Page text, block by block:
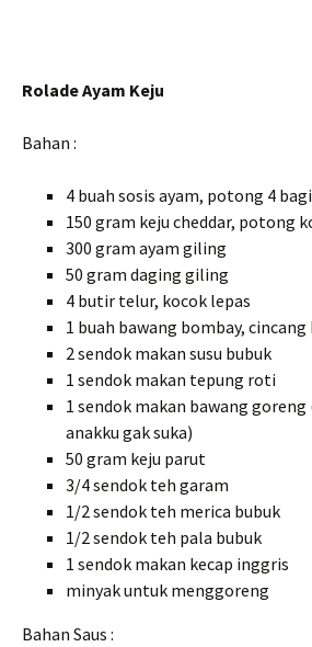
Rolade Ayam Keju
Bahan :
4 buah sosis ayam, potong 4
150 gram keju cheddar, potong
300 gram ayam giling
50 gram daging giling
4 butir telur, kocok lepas
1 buah bawang bombay, cincang
2 sendok makan susu bubuk
1 sendok makan tepung roti
1 sendok makan bawang goreng
anakku gak suka)
50 gram keju parut
3/4 sendok teh garam
1/2 sendok teh merica bubuk
1/2 sendok teh pala bubuk
1 sendok makan kecap inggris
minyak untuk menggoreng
Bahan Saus :